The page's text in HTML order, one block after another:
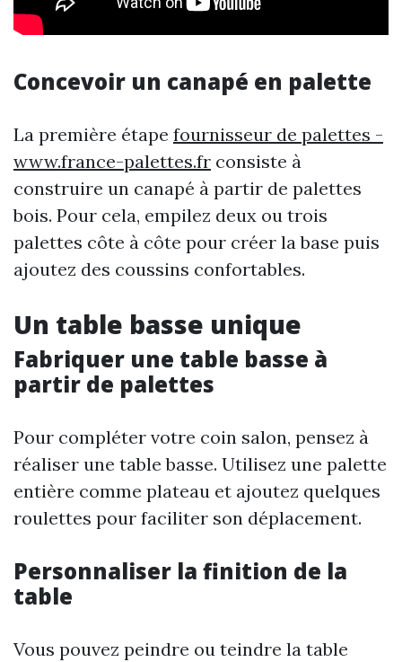
Concevoir un canapé en palette
La première étape fournisseur de palettes -
www.france-palettes.fr consiste à
construire un canapé à partir de palettes
bois. Pour cela, empilez deux ou trois
palettes côte à côte pour créer la base puis
ajoutez des coussins confortables.
Un table basse unique
Fabriquer une table basse à
partir de palettes
Pour compléter votre coin salon, pensez à
réaliser une table basse. Utilisez une palette
entière comme plateau et ajoutez quelques
roulettes pour faciliter son déplacement.
Personnaliser la finition de la
table
Vous pouvez peindre ou teindre la table